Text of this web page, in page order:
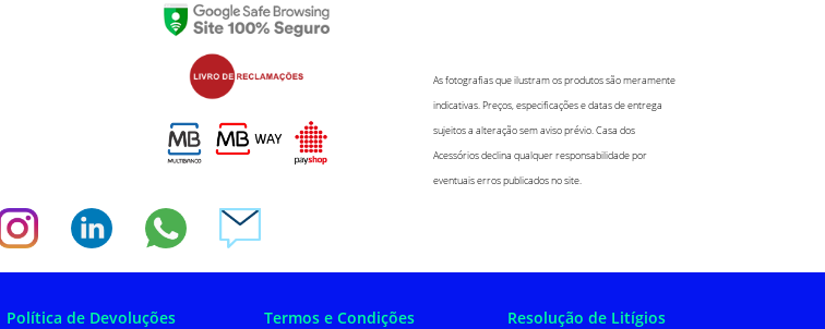
As fotografias que ilustram os produtos são meramente
indicativas. Preços, especificações e datas de entrega
sujeitos a alteração sem aviso prévio. Casa dos
Acessórios declina qualquer responsabilidade por
eventuais erros publicados no site.
Política de Devoluções Termos e Condições Resolução de Litígios